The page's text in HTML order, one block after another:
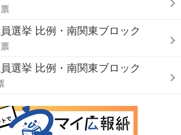
選挙 比例・南関東ブロック
選挙 比例・南関東ブロック